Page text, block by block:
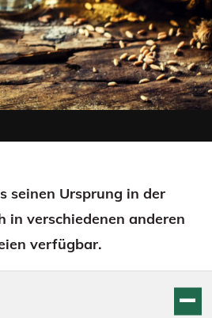
seinen Ursprung in der
in verschiedenen anderen
verfügbar.